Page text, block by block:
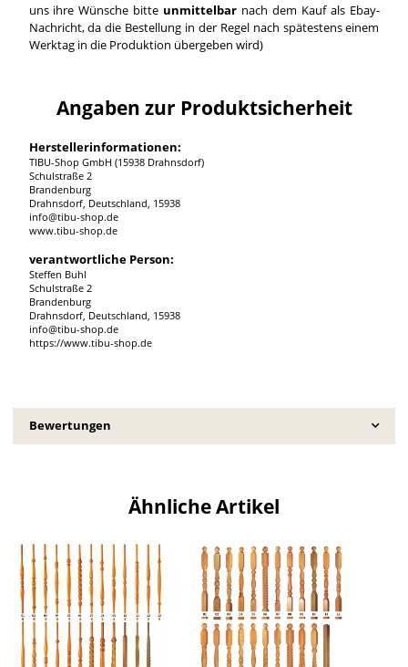
uns ihre Wünsche bitte unmittelbar nach dem Kauf als Ebay-
Nachricht, da die Bestellung in der Regel nach spätestens einem
Werktag in die Produktion übergeben wird)
Angaben zur Produktsicherheit
Herstellerinformationen:
TIBU-Shop GmbH (15938 Drahnsdorf)
Schulstraße 2
Brandenburg
Drahnsdorf, Deutschland, 15938
info@tibu-shop.de
www.tibu-shop.de
verantwortliche Person:
Steffen Buhl
Schulstraße 2
Brandenburg
Drahnsdorf, Deutschland, 15938
info@tibu-shop.de
https://www.tibu-shop.de
Bewertungen
Ähnliche Artikel